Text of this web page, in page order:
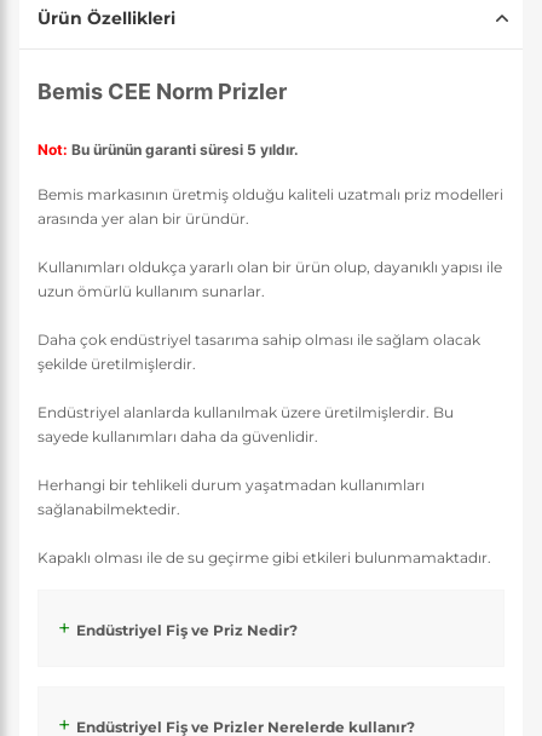
Ürün Özellikleri
Bemis CEE Norm Prizler
Not: Bu ürünün garanti süresi 5 yıldır.
Bemis markasının üretmiş olduğu kaliteli uzatmalı priz modelleri
arasında yer alan bir üründür.
Kullanımları oldukça yararlı olan bir ürün olup, dayanıklı yapısı ile
uzun ömürlü kullanım sunarlar.
Daha çok endüstriyel tasarıma sahip olması ile sağlam olacak
şekilde üretilmişlerdir.
Endüstriyel alanlarda kullanılmak üzere üretilmişlerdir. Bu
sayede kullanımları daha da güvenlidir.
Herhangi bir tehlikeli durum yaşatmadan kullanımları
sağlanabilmektedir.
Kapaklı olması ile de su geçirme gibi etkileri bulunmamaktadır.
Endüstriyel Fiş ve Priz Nedir?
Endüstriyel Fiş ve Prizler Nerelerde kullanır?